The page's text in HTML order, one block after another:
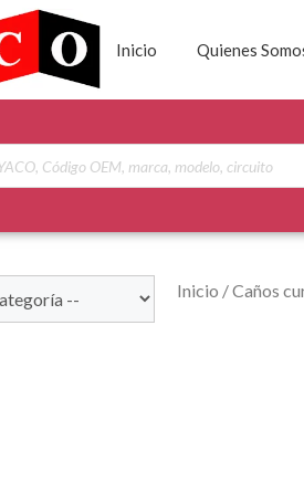
Inicio Quienes
Inicio /Caños